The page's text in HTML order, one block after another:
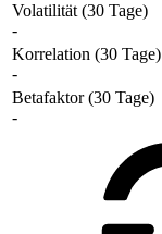
Volatilität (30 Tage)
-
Korrelation (30 Tage)
-
Betafaktor (30 Tage)
-